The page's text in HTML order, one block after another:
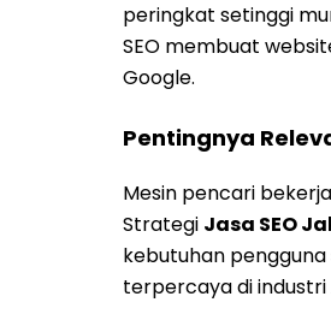
peringkat setinggi
SEO membuat
Google.
Pentingnya
Mesin pencari
Strategi Jasa SEO
kebutuhan
terpercaya di industri